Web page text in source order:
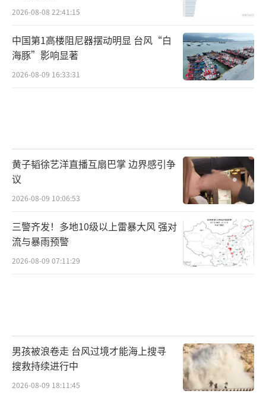
2026-08-08 22:41:15
中国第1高楼阻尼器摆动明显 台风“白
海豚”影响显著
2026-08-09 16:33:31
黄子韬徐艺洋直播互扇巴掌 边界感引争
议
2026-08-09 10:06:53
三警齐发！多地10级以上雷暴大风 强对
流与暴雨预警
2026-08-09 07:11:29
男孩被浪卷走 台风过境才能海上搜寻
搜救持续进行中
2026-08-09 18:11:45